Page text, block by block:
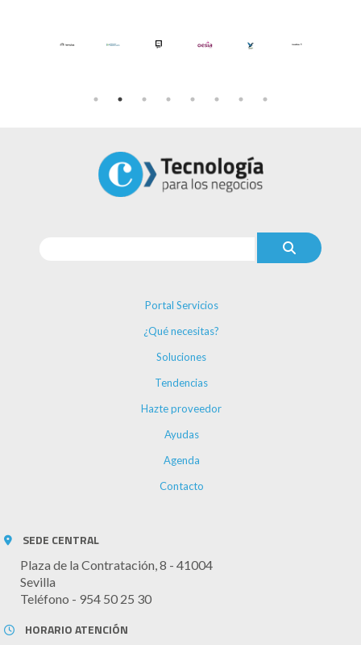
Portal Servicios
¿Qué necesitas?
Soluciones
Tendencias
Hazte proveedor
Ayudas
Agenda
Contacto
SEDE CENTRAL
Plaza de la Contratación, 8 - 41004
Sevilla
Teléfono - 954 50 25 30
HORARIO ATENCIÓN